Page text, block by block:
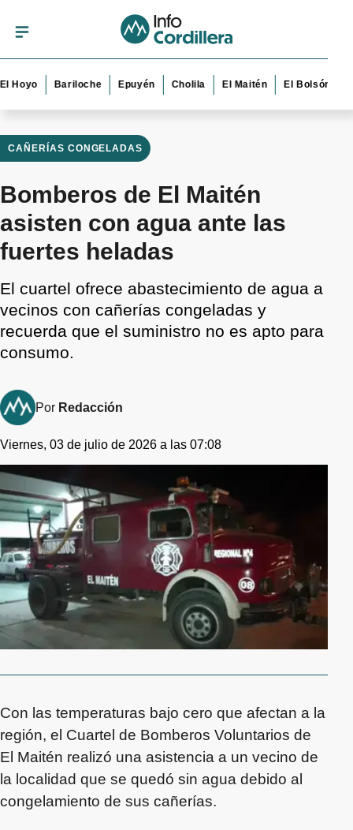
Bariloche Epuyén Cholila El Maitén El Bolsón
CAÑERÍAS CONGELADAS
Bomberos de El Maitén
asisten con agua ante las
fuertes heladas
El cuartel ofrece abastecimiento de agua a
vecinos con cañerías congeladas y
recuerda que el suministro no es apto para
consumo.
Por Redacción
Viernes, 03 de julio de 2026 a las 07:08
Con las temperaturas bajo cero que afectan a la
región, el Cuartel de Bomberos Voluntarios de
El Maitén realizó una asistencia a un vecino de
la localidad que se quedó sin agua debido al
congelamiento de sus cañerías.